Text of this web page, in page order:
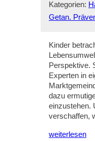
Kategorien:
Getan.
Kinder
Perspektive.
Experten in
dazu
einzustehen.
verschaffen,
weiterlesen